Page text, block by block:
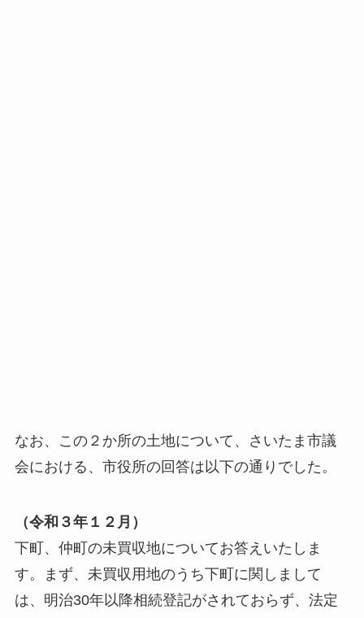
なお、この２か所の土地について、さいたま市議
会における、市役所の回答は以下の通りでした。
（令和３年１２月）
下町、仲町の未買収地についてお答えいたしま
す。まず、未買収用地のうち下町に関しまして
は、明治30年以降相続登記がされておらず、法定